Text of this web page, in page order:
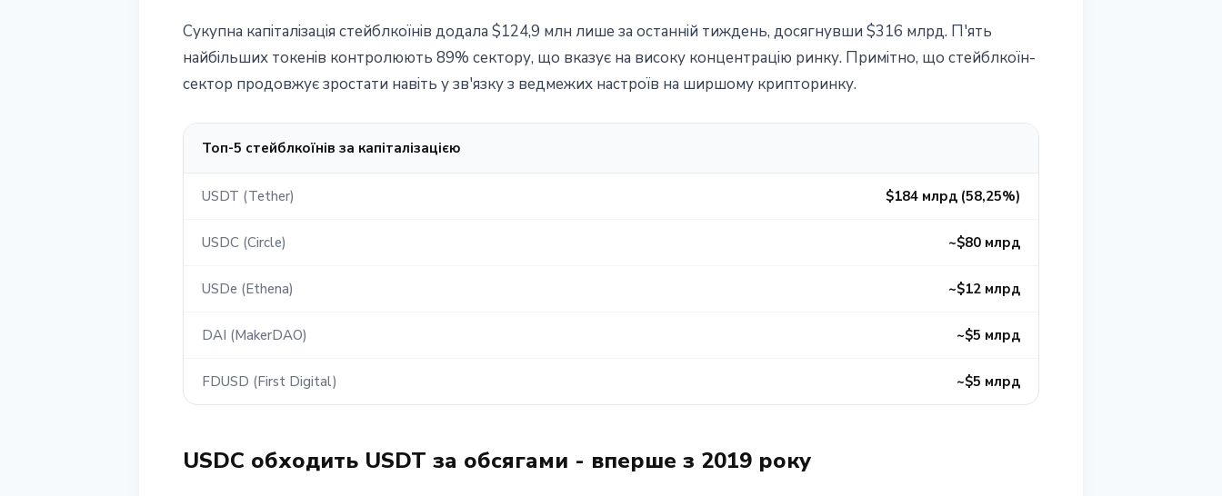
Сукупна капіталізація стейблкоїнів додала $124,9 млн лише за останній тиждень, досягнувши $316 млрд. П'ять
найбільших токенів контролюють 89% сектору, що вказує на високу концентрацію ринку. Примітно, що стейблкоїн-
сектор продовжує зростати навіть у зв'язку з ведмежих настроїв на ширшому крипторинку.
Топ-5 стейблкоїнів за капіталізацією
USDT (Tether) $184 млрд (58,25%)
USDC (Circle) ~$80 млрд
USDe (Ethena) ~$12 млрд
DAI (MakerDAO) ~$5 млрд
FDUSD (First Digital) ~$5 млрд
USDC обходить USDT за обсягами - вперше з 2019 року